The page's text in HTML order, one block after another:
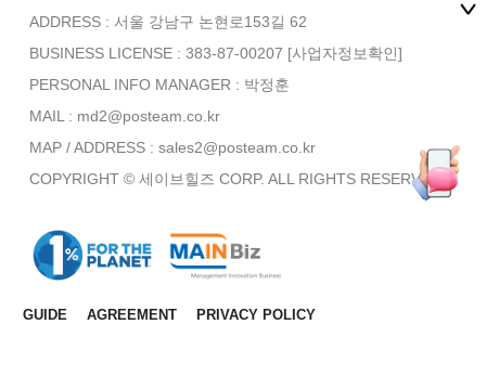
ADDRESS : 서울 강남구 논현로153길 62
BUSINESS LICENSE : 383-87-00207 [사업자정보확인]
PERSONAL INFO MANAGER : 박정훈
MAIL : md2@posteam.co.kr
MAP / ADDRESS : sales2@posteam.co.kr
COPYRIGHT © 세이브힐즈 CORP. ALL RIGHTS RESERVED.
GUIDE AGREEMENT PRIVACY POLICY